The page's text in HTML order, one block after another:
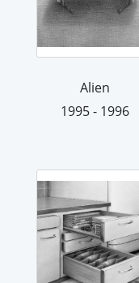
Alien
1995 - 1996